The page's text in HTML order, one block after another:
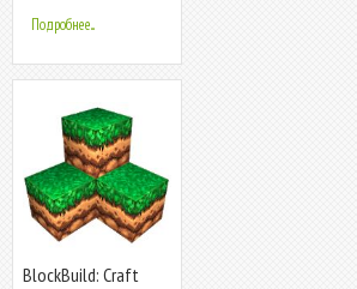
Подробнее...
BlockBuild: Craft